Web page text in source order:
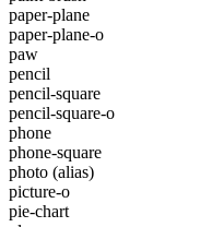
paper-plane
paper-plane-o
paw
pencil
pencil-square
pencil-square-o
phone
phone-square
photo (alias)
picture-o
pie-chart